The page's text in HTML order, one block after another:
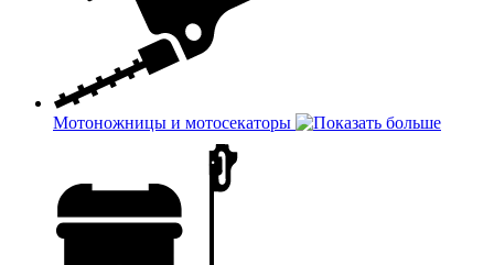
Мотоножницы и мотосекаторы